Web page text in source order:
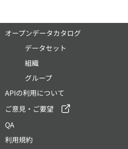
オープンデータカタログ
データセット
組織
グループ
APIの利用について
ご意見・ご要望
QA
利用規約